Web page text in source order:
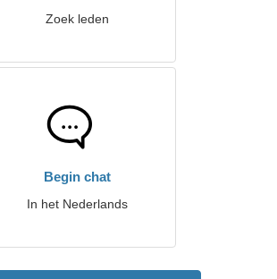
Zoek leden
Begin chat
In het Nederlands